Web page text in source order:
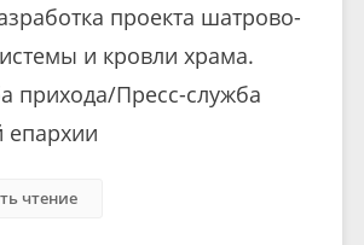
проекта шатрово-
и кровли храма.
прихода/Пресс-служба
епархии
чтение